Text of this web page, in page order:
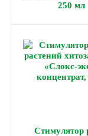
250 мл
Стимулятор